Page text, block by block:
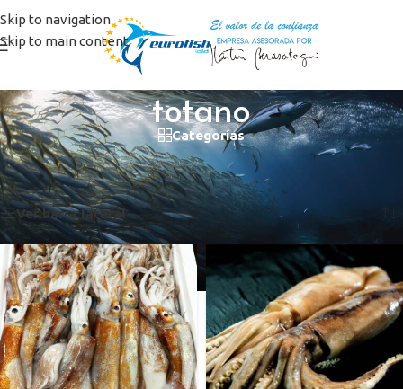
Skip to navigation
Skip to main content
totano
Categorías
Inicio/Productos etiquetados “totano”
Mostrando los 2 resultados
Ver barra lateral